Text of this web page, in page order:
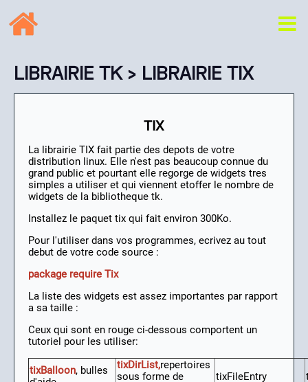
LIBRAIRIE TK› LIBRAIRIE TIX
TIX
La librairie TIX fait partie des depots de votre
distribution linux. Elle n'est pas beaucoup connue du
grand public et pourtant elle regorge de widgets tres
simples a utiliser et qui viennent etoffer le nombre de
widgets de la bibliotheque tk.
Installez le paquet tix qui fait environ 300Ko.
Pour l'utiliser dans vos programmes, ecrivez au tout
debut de votre code source :
package require Tix
La liste des widgets est assez importantes par rapport
a sa taille :
Ceux qui sont en rouge ci-dessous comportent un
tutoriel pour les utiliser:
tixBalloon, bulles
tixDirList,repertoires
sous forme de
tixFileEntry